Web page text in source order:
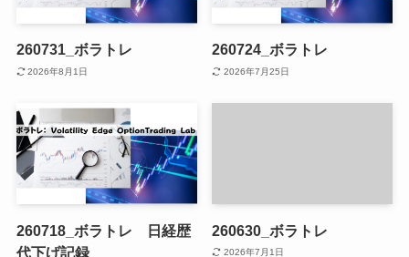
260731_ボラトレ
2026年8月1日
260724_ボラトレ
2026年7月25日
260718_ボラトレ 日経歴
代下げ記録
260630_ボラトレ
2026年7月1日